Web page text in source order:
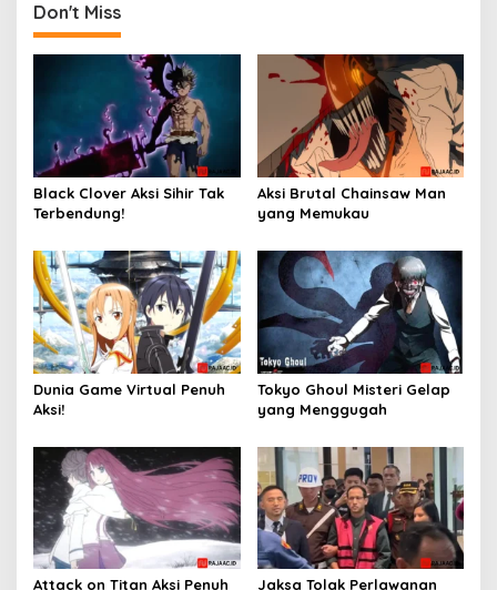
Don't Miss
Black Clover Aksi Sihir Tak
Terbendung!
Aksi Brutal Chainsaw Man
yang Memukau
Dunia Game Virtual Penuh
Aksi!
Tokyo Ghoul Misteri Gelap
yang Menggugah
Attack on Titan Aksi Penuh
Jaksa Tolak Perlawanan